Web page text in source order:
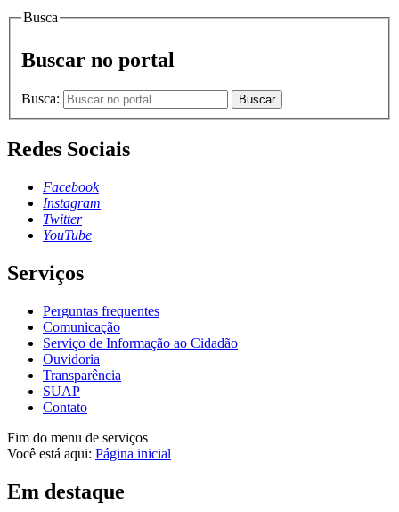
Busca
Buscar no portal
Busca: Buscar
Redes Sociais
Facebook
Instagram
Twitter
YouTube
Serviços
Perguntas frequentes
Comunicação
Serviço de Informação ao Cidadão
Ouvidoria
Transparência
SUAP
Contato
Fim do menu de serviços
Você está aqui: Página inicial
Em destaque